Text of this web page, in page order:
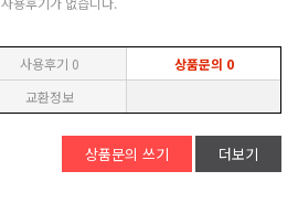
사용후기 0 상품문의 0
교환정보
상품문의 쓰기 더보기